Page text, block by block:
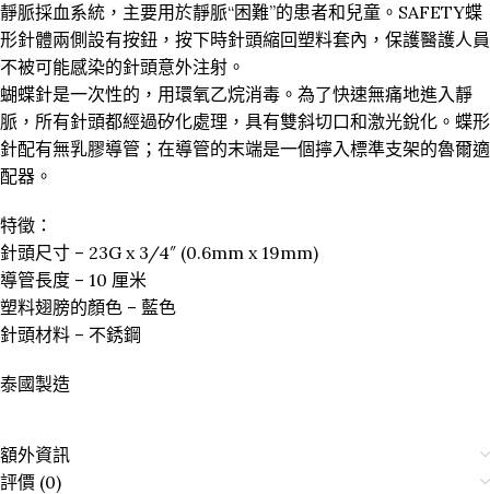
靜脈採血系統，主要用於靜脈“困難”的患者和兒童。SAFETY蝶
形針體兩側設有按鈕，按下時針頭縮回塑料套內，保護醫護人員
不被可能感染的針頭意外注射。
蝴蝶針是一次性的，用環氧乙烷消毒。為了快速無痛地進入靜
脈，所有針頭都經過矽化處理，具有雙斜切口和激光銳化。蝶形
針配有無乳膠導管；在導管的末端是一個擰入標準支架的魯爾適
配器。
特徵：
針頭尺寸 – 23G x 3/4″ (0.6mm x 19mm)
導管長度 – 10 厘米
塑料翅膀的顏色 – 藍色
針頭材料 – 不銹鋼
泰國製造
額外資訊
評價 (0)